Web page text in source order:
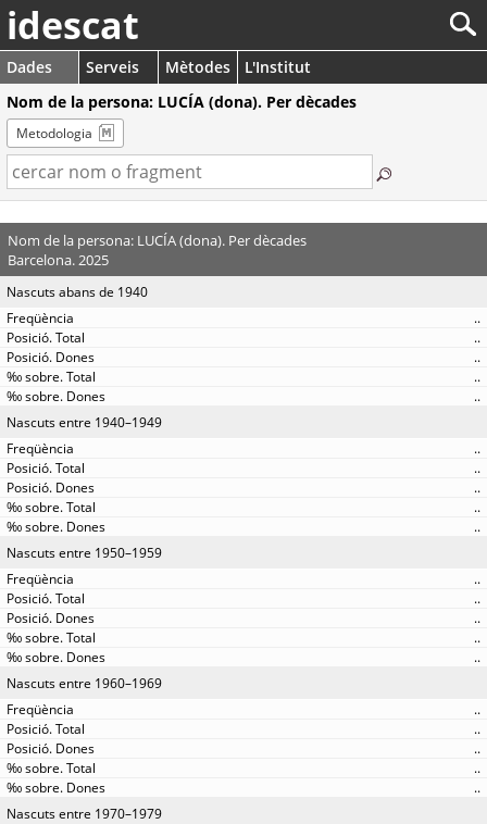
idescat
Dades Serveis Mètodes
L'Institut
Nom de la persona: LUCÍA (dona). Per dècades
Metodologia
Nom de la persona: LUCÍA (dona). Per dècades
Barcelona. 2025
Nascuts abans de 1940
..
..
..
..
..
Nascuts entre 1940–1949
..
..
..
..
..
Nascuts entre 1950–1959
..
..
..
..
..
Nascuts entre 1960–1969
..
..
..
..
..
Nascuts entre 1970–1979